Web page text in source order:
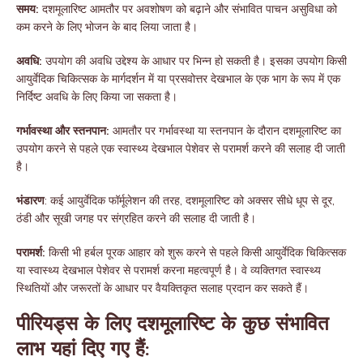
समय: दशमूलारिष्ट आमतौर पर अवशोषण को बढ़ाने और संभावित पाचन असुविधा को
कम करने के लिए भोजन के बाद लिया जाता है।
अवधि: उपयोग की अवधि उद्देश्य के आधार पर भिन्न हो सकती है। इसका उपयोग किसी
आयुर्वेदिक चिकित्सक के मार्गदर्शन में या प्रसवोत्तर देखभाल के एक भाग के रूप में एक
निर्दिष्ट अवधि के लिए किया जा सकता है।
गर्भावस्था और स्तनपान: आमतौर पर गर्भावस्था या स्तनपान के दौरान दशमूलारिष्ट का
उपयोग करने से पहले एक स्वास्थ्य देखभाल पेशेवर से परामर्श करने की सलाह दी जाती
है।
भंडारण: कई आयुर्वेदिक फॉर्मूलेशन की तरह, दशमूलारिष्ट को अक्सर सीधे धूप से दूर,
ठंडी और सूखी जगह पर संग्रहित करने की सलाह दी जाती है।
परामर्श: किसी भी हर्बल पूरक आहार को शुरू करने से पहले किसी आयुर्वेदिक चिकित्सक
या स्वास्थ्य देखभाल पेशेवर से परामर्श करना महत्वपूर्ण है। वे व्यक्तिगत स्वास्थ्य
स्थितियों और जरूरतों के आधार पर वैयक्तिकृत सलाह प्रदान कर सकते हैं।
पीरियड्स के लिए दशमूलारिष्ट के कुछ संभावित
लाभ यहां दिए गए हैं: